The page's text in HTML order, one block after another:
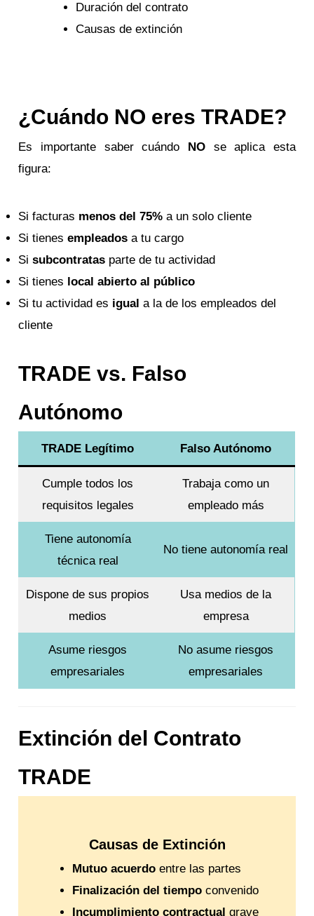
Duración del contrato
Causas de extinción
¿Cuándo NO eres TRADE?
Es importante saber cuándo NOse aplica esta
figura:
Si facturas menos del 75% a un solo cliente
Si tienesempleados a tu cargo
Sisubcontratas parte de tu actividad
Si tienes local abierto al público
Si tu actividad es igual a la de los empleados del
cliente
TRADE vs. Falso
Autónomo
TRADE Legítimo Falso Autónomo
Cumple todos los
requisitos legales
Trabaja como un
empleado más
Tiene autonomía
técnica real
No tiene autonomía real
Dispone de sus propios
medios
Usa medios de la
empresa
Asume riesgos
empresariales
No asume riesgos
empresariales
Extinción del Contrato
TRADE
Causas de Extinción
Mutuo acuerdoentre las partes
Finalización del tiempoconvenido
Incumplimiento contractual grave